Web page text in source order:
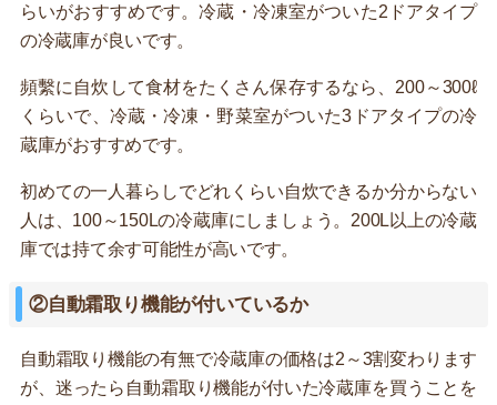
らいがおすすめです。冷蔵・冷凍室がついた2ドアタイプ
の冷蔵庫が良いです。
頻繫に自炊して食材をたくさん保存するなら、200～300ℓ
くらいで、冷蔵・冷凍・野菜室がついた3ドアタイプの冷
蔵庫がおすすめです。
初めての一人暮らしでどれくらい自炊できるか分からない
人は、100～150Lの冷蔵庫にしましょう。200L以上の冷蔵
庫では持て余す可能性が高いです。
②自動霜取り機能が付いているか
自動霜取り機能の有無で冷蔵庫の価格は2～3割変わります
が、迷ったら自動霜取り機能が付いた冷蔵庫を買うことを